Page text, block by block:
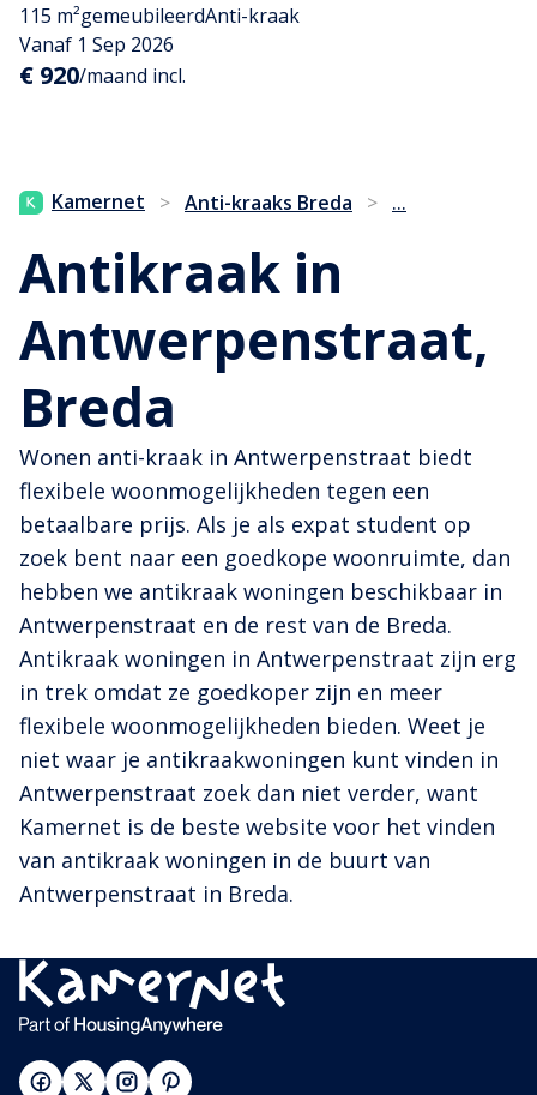
115 m²gemeubileerdAnti-kraak
Vanaf 1 Sep 2026
€ 920/maand incl.
Kamernet > Anti-kraaks Breda > ...
Antikraak in
Antwerpenstraat,
Breda
Wonen anti-kraak in Antwerpenstraat biedt
flexibele woonmogelijkheden tegen een
betaalbare prijs. Als je als expat student op
zoek bent naar een goedkope woonruimte, dan
hebben we antikraak woningen beschikbaar in
Antwerpenstraat en de rest van de Breda.
Antikraak woningen in Antwerpenstraat zijn erg
in trek omdat ze goedkoper zijn en meer
flexibele woonmogelijkheden bieden. Weet je
niet waar je antikraakwoningen kunt vinden in
Antwerpenstraat zoek dan niet verder, want
Kamernet is de beste website voor het vinden
van antikraak woningen in de buurt van
Antwerpenstraat in Breda.